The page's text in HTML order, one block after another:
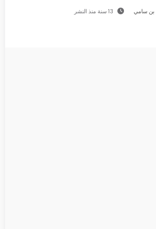
بن سامي 13 سنة منذ النشر